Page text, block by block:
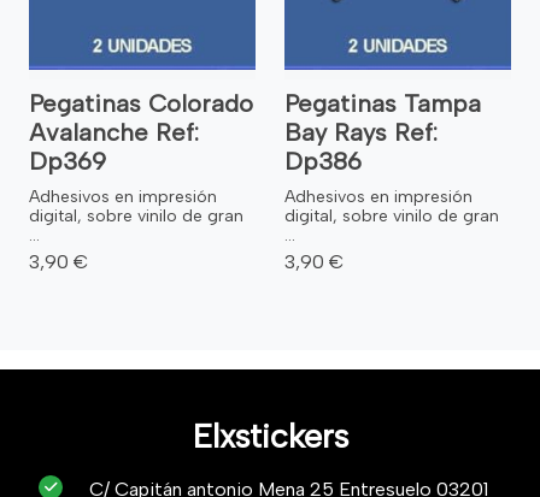
Pegatinas Colorado
Avalanche Ref:
Dp369
Adhesivos en impresión
digital, sobre vinilo de gran
...
3,90 €
Pegatinas Tampa
Bay Rays Ref:
Dp386
Adhesivos en impresión
digital, sobre vinilo de gran
...
3,90 €
Elxstickers
C/ Capitán antonio Mena 25 Entresuelo 03201